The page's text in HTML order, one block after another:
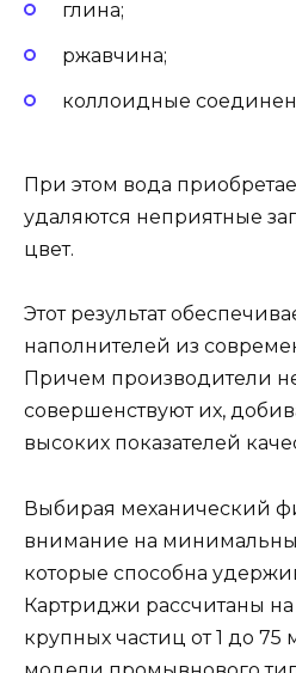
глина;
ржавчина;
коллоидные
При этом вода
удаляются неприятные
цвет.
Этот результат
наполнителей из
Причем производители
совершенствуют их,
высоких показателей
Выбирая механический
внимание на
которые способна
Картриджи рассчитаны
крупных частиц от 1 до